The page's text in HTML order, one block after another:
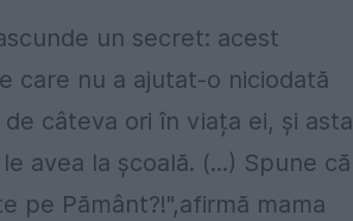
un secret: acest
care nu a ajutat-o niciodată
câteva ori în viața ei, și asta
avea la școală. (...) Spune că
pe Pământ?!",afirmă mama